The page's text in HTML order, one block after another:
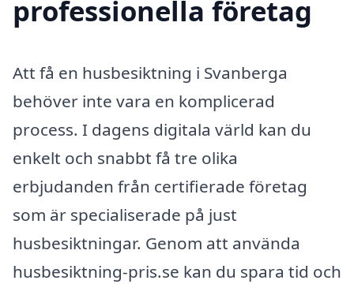
professionella företag
Att få en husbesiktning i Svanberga
behöver inte vara en komplicerad
process. I dagens digitala värld kan du
enkelt och snabbt få tre olika
erbjudanden från certifierade företag
som är specialiserade på just
husbesiktningar. Genom att använda
husbesiktning-pris.se kan du spara tid och